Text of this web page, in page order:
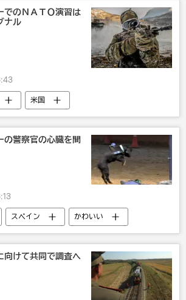
交
軍事
でのＮＡＴＯ演習は
ナル
米国
NATO
アメリカ軍
交
露米関係
の警察官の心臓を間
スペイン
かわいい
向けて共同で調査へ